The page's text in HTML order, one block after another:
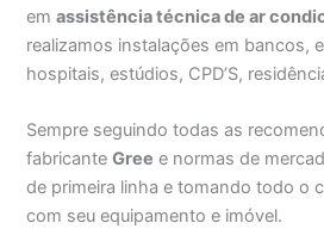
emassistência técnica de ar
realizamos instalações em bancos,
hospitais, estúdios, CPD’S,
Sempre seguindo todas as
fabricanteGree e normas de
de primeira linha e tomando todo o
com seu equipamento e imóvel.